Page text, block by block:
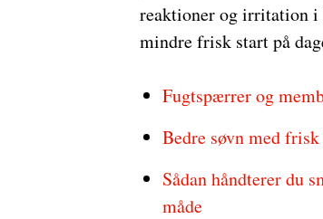
reaktioner og irritation i
mindre frisk start på
Fugtspærrer og
Bedre søvn med
Sådan håndterer du
måde